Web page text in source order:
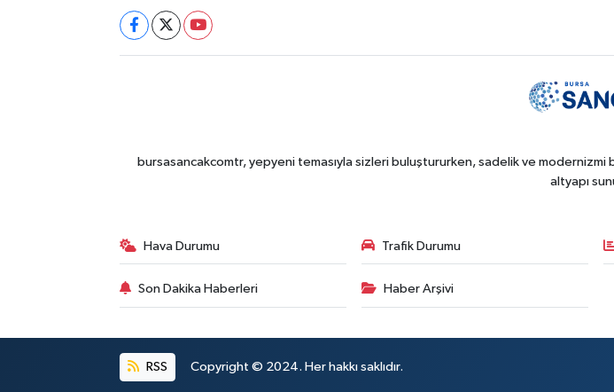
bursasancakcomtr, yepyeni temasıyla sizleri buluştururken, sadelik ve
altyapı
Hava Durumu Trafik Durumu
Son Dakika Haberleri Haber Arşivi
RSS Copyright © 2024. Her hakkı saklıdır.